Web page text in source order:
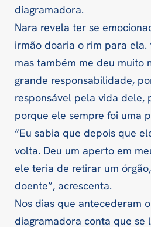
diagramadora.
Nara revela ter se
irmão doaria o rim para ela.
mas também me deu muito
grande responsabilidade,
responsável pela vida dele,
porque ele sempre foi uma
“Eu sabia que depois que
volta. Deu um aperto em
ele teria de retirar um
doente”, acrescenta.
Nos dias que antecederam
diagramadora conta que se